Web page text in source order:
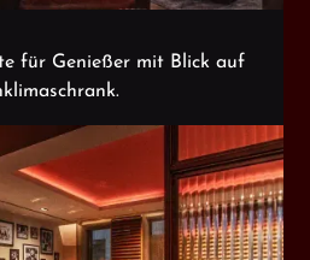
für Genießer mit Blick auf